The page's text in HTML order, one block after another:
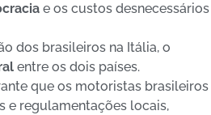
e os custos desnecessários
dos brasileiros na Itália, o
entre os dois países.
que os motoristas brasileiros
e regulamentações locais,